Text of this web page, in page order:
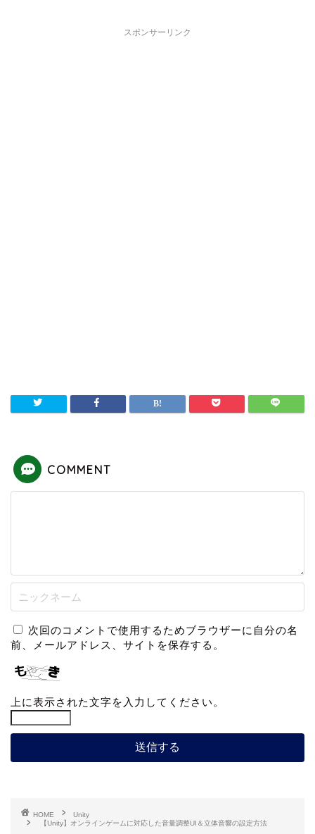
スポンサーリンク
COMMENT
次回のコメントで使用するためブラウザーに自分の名
前、メールアドレス、サイトを保存する。
上に表示された文字を入力してください。
HOME
Unity
【Unity】オンラインゲームに対応した音量調整UI＆立体音響の設定方法